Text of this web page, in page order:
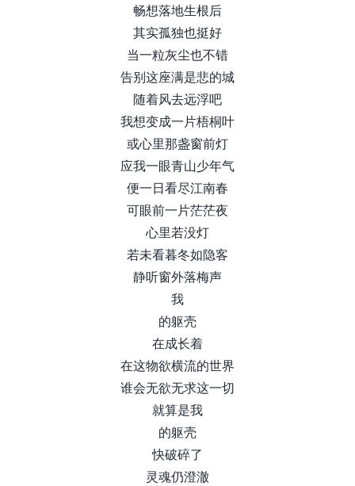
畅想落地生根后
其实孤独也挺好
当一粒灰尘也不错
告别这座满是悲的城
随着风去远浮吧
我想变成一片梧桐叶
或心里那盏窗前灯
应我一眼青山少年气
便一日看尽江南春
可眼前一片茫茫夜
心里若没灯
若未看暮冬如隐客
静听窗外落梅声
我
的躯壳
在成长着
在这物欲横流的世界
谁会无欲无求这一切
就算是我
的躯壳
快破碎了
灵魂仍澄澈